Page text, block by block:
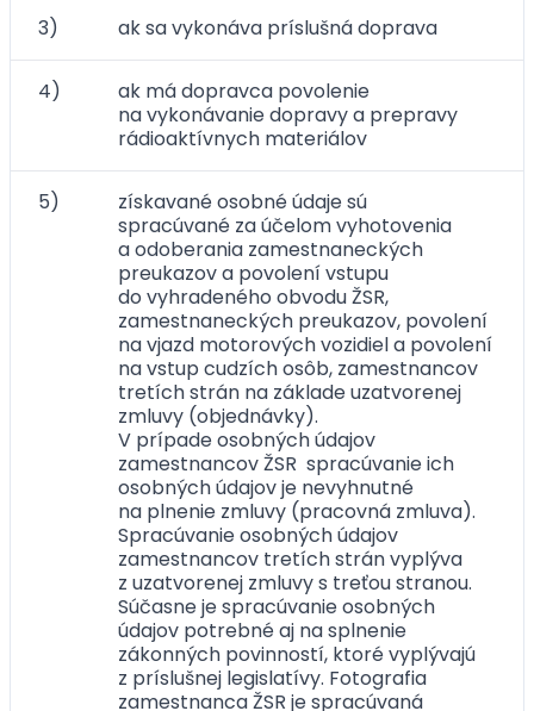
3) ak sa vykonáva príslušná doprava
4)
ak má dopravca povolenie
na vykonávanie dopravy a prepravy
rádioaktívnych materiálov
5)
získavané osobné údaje sú
spracúvané za účelom vyhotovenia
a odoberania zamestnaneckých
preukazov a povolení vstupu
do vyhradeného obvodu ŽSR,
zamestnaneckých preukazov, povolení
na vjazd motorových vozidiel a povolení
na vstup cudzích osôb, zamestnancov
tretích strán na základe uzatvorenej
zmluvy (objednávky).
V prípade osobných údajov
zamestnancov ŽSR spracúvanie ich
osobných údajov je nevyhnutné
na plnenie zmluvy (pracovná zmluva).
Spracúvanie osobných údajov
zamestnancov tretích strán vyplýva
z uzatvorenej zmluvy s treťou stranou.
Súčasne je spracúvanie osobných
údajov potrebné aj na splnenie
zákonných povinností, ktoré vyplývajú
z príslušnej legislatívy. Fotografia
zamestnanca ŽSR je spracúvaná